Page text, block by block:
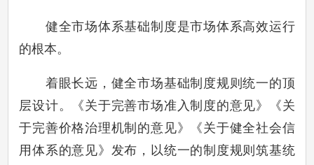
健全市场体系基础制度是市场体系高效运行
的根本。
着眼长远，健全市场基础制度规则统一的顶
层设计。《关于完善市场准入制度的意见》《关
于完善价格治理机制的意见》《关于健全社会信
用体系的意见》发布，以统一的制度规则筑基统